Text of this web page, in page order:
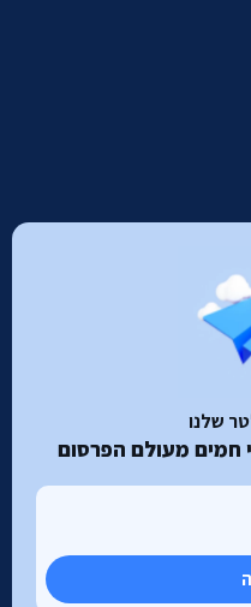
שלנו
חמים מעולם הפרסום